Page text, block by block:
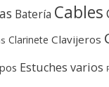
Batería Cables
Clarinete Clavijeros
Estuches varios